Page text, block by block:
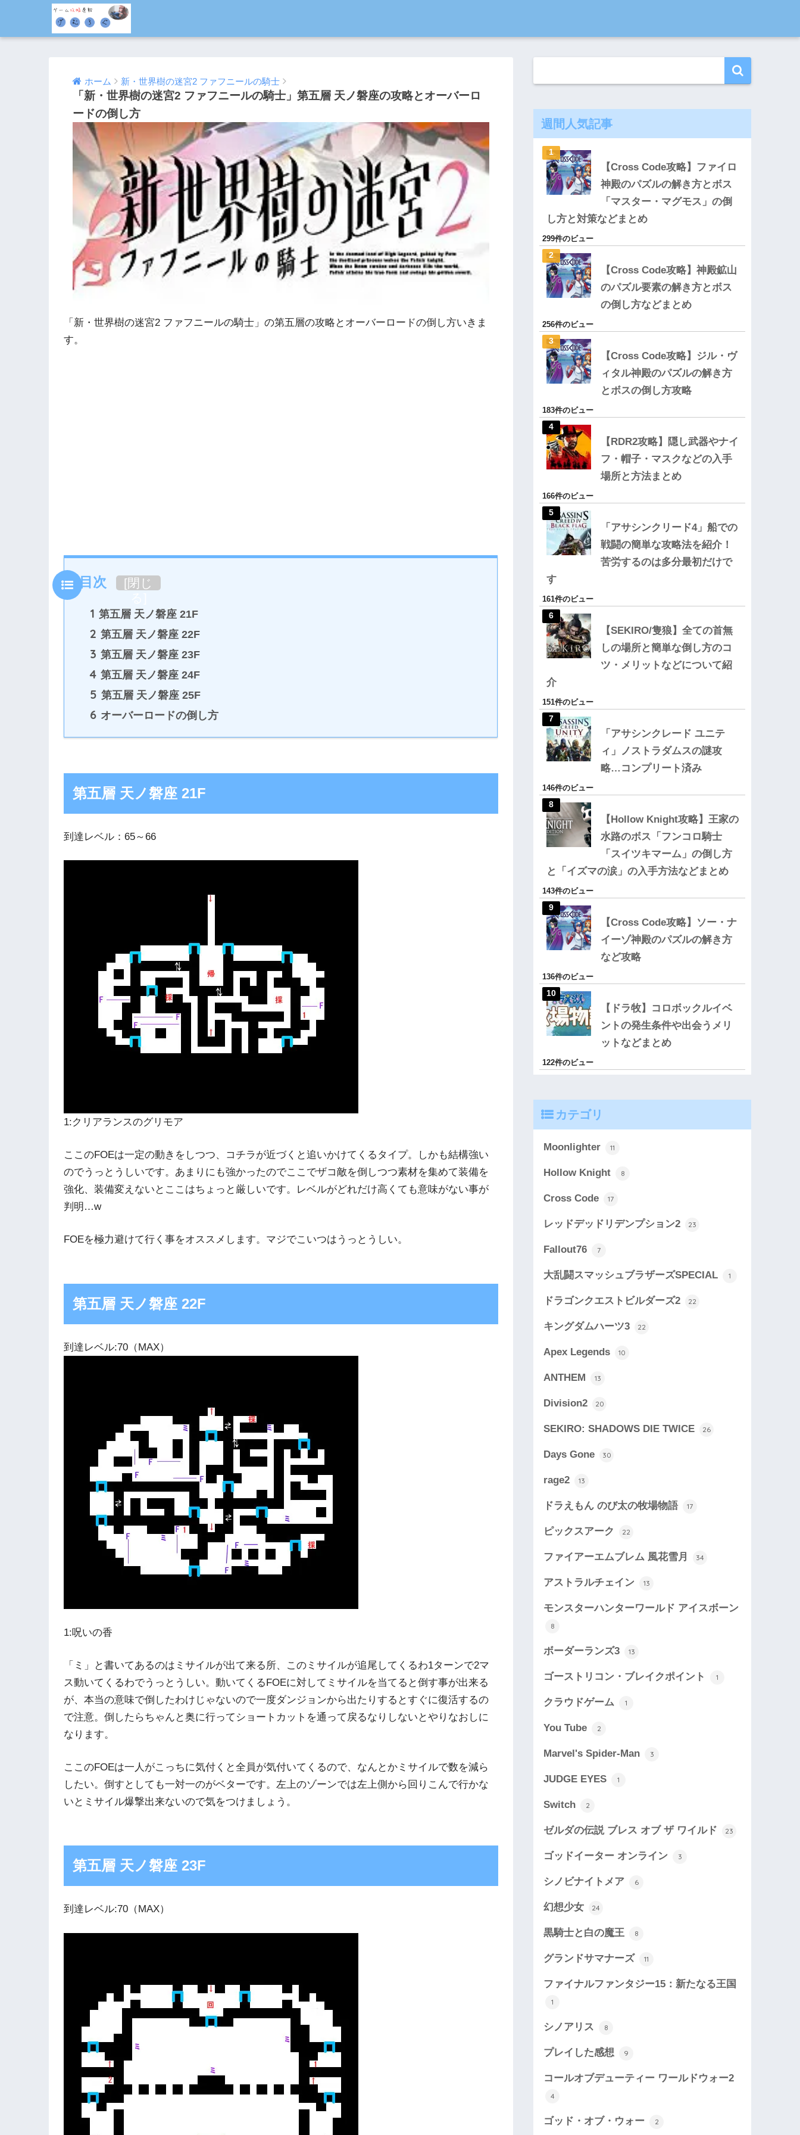
ホーム 新・世界樹の迷宮2 ファフニールの騎士
「新・世界樹の迷宮2 ファフニールの騎士」第五層 天ノ磐座の攻略とオーバーロ
ードの倒し方
2014/12/09 2016/08/04
「新・世界樹の迷宮2 ファフニールの騎士」の第五層の攻略とオーバーロードの倒し方いきま
す。
目次 [閉じ
1 第五層 天ノ磐座 21F
2 第五層 天ノ磐座 22F
3 第五層 天ノ磐座 23F
4 第五層 天ノ磐座 24F
5 第五層 天ノ磐座 25F
6 オーバーロードの倒し方
第五層 天ノ磐座 21F
到達レベル：65～66
1:クリアランスのグリモア
ここのFOEは一定の動きをしつつ、コチラが近づくと追いかけてくるタイプ。しかも結構強い
のでうっとうしいです。あまりにも強かったのでここでザコ敵を倒しつつ素材を集めて装備を
強化、装備変えないとここはちょっと厳しいです。レベルがどれだけ高くても意味がない事が
判明…w
FOEを極力避けて行く事をオススメします。マジでこいつはうっとうしい。
第五層 天ノ磐座 22F
到達レベル:70（MAX）
1:呪いの香
「ミ」と書いてあるのはミサイルが出て来る所、このミサイルが追尾してくるわ1ターンで2マ
ス動いてくるわでうっとうしい。動いてくるFOEに対してミサイルを当てると倒す事が出来る
が、本当の意味で倒したわけじゃないので一度ダンジョンから出たりするとすぐに復活するの
で注意。倒したらちゃんと奥に行ってショートカットを通って戻るなりしないとやりなおしに
なります。
ここのFOEは一人がこっちに気付くと全員が気付いてくるので、なんとかミサイルで数を減ら
したい。倒すとしても一対一のがベターです。左上のゾーンでは左上側から回りこんで行かな
いとミサイル爆撃出来ないので気をつけましょう。
第五層 天ノ磐座 23F
到達レベル:70（MAX）
週間人気記事
【Cross Code攻略】ファイロ
神殿のパズルの解き方とボス
「マスター・マグモス」の倒
し方と対策などまとめ
299件のビュー
【Cross Code攻略】神殿鉱山
のパズル要素の解き方とボス
の倒し方などまとめ
256件のビュー
【Cross Code攻略】ジル・ヴ
ィタル神殿のパズルの解き方
とボスの倒し方攻略
183件のビュー
【RDR2攻略】隠し武器やナイ
フ・帽子・マスクなどの入手
場所と方法まとめ
166件のビュー
「アサシンクリード4」船での
戦闘の簡単な攻略法を紹介！
苦労するのは多分最初だけで
す
161件のビュー
【SEKIRO/隻狼】全ての首無
しの場所と簡単な倒し方のコ
ツ・メリットなどについて紹
介
151件のビュー
「アサシンクレード ユニテ
ィ」ノストラダムスの謎攻
略…コンプリート済み
146件のビュー
【Hollow Knight攻略】王家の
水路のボス「フンコロ騎士
「スイツキマーム」の倒し方
と「イズマの涙」の入手方法などまとめ
143件のビュー
【Cross Code攻略】ソー・ナ
イーゾ神殿のパズルの解き方
など攻略
136件のビュー
【ドラ牧】コロボックルイベ
ントの発生条件や出会うメリ
ットなどまとめ
122件のビュー
カテゴリ
Moonlighter 11
Hollow Knight 8
Cross Code 17
レッドデッドリデンプション2 23
Fallout76 7
大乱闘スマッシュブラザーズSPECIAL 1
ドラゴンクエストビルダーズ2 22
キングダムハーツ3 22
Apex Legends 10
ANTHEM 13
Division2 20
SEKIRO: SHADOWS DIE TWICE 26
Days Gone 30
rage2 13
ドラえもん のび太の牧場物語 17
ピックスアーク 22
ファイアーエムブレム 風花雪月 34
アストラルチェイン 13
モンスターハンターワールド アイスボーン
8
ボーダーランズ3 13
ゴーストリコン・ブレイクポイント 1
クラウドゲーム 1
You Tube 2
Marvel's Spider-Man 3
JUDGE EYES 1
Switch 2
ゼルダの伝説 ブレス オブ ザ ワイルド 23
ゴッドイーター オンライン 3
シノビナイトメア 6
幻想少女 24
黒騎士と白の魔王 8
グランドサマナーズ 11
ファイナルファンタジー15：新たなる王国
1
シノアリス 8
プレイした感想 9
コールオブデューティー ワールドウォー2
4
ゴッド・オブ・ウォー 2